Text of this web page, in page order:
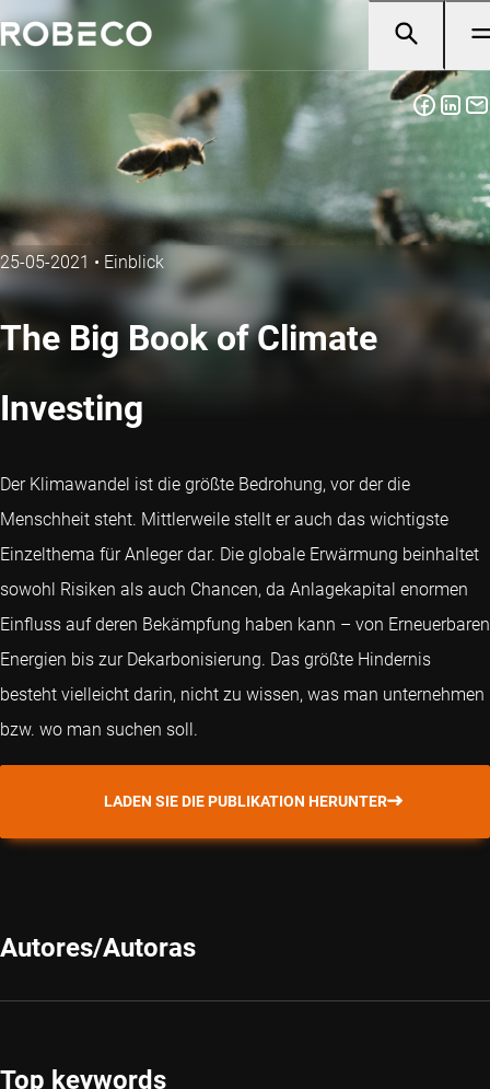
25-05-2021 • Einblick
The Big Book of Climate
Investing
Der Klimawandel ist die größte Bedrohung, vor der die
Menschheit steht. Mittlerweile stellt er auch das wichtigste
Einzelthema für Anleger dar. Die globale Erwärmung beinhaltet
sowohl Risiken als auch Chancen, da Anlagekapital enormen
Einfluss auf deren Bekämpfung haben kann – von Erneuerbaren
Energien bis zur Dekarbonisierung. Das größte Hindernis
besteht vielleicht darin, nicht zu wissen, was man unternehmen
bzw. wo man suchen soll.
LADEN SIE DIE PUBLIKATION HERUNTER
Autores/Autoras
Top keywords